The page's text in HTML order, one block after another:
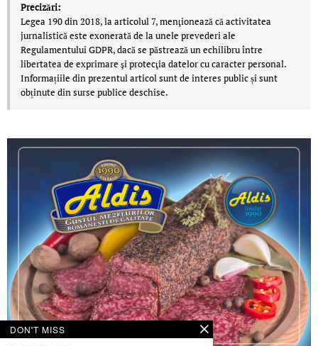
Precizări:
Legea 190 din 2018, la articolul 7, menţionează că activitatea
jurnalistică este exonerată de la unele prevederi ale
Regulamentului GDPR, dacă se păstrează un echilibru între
libertatea de exprimare şi protecţia datelor cu caracter personal.
Informațiile din prezentul articol sunt de interes public și sunt
obținute din surse publice deschise.
DON'T MISS